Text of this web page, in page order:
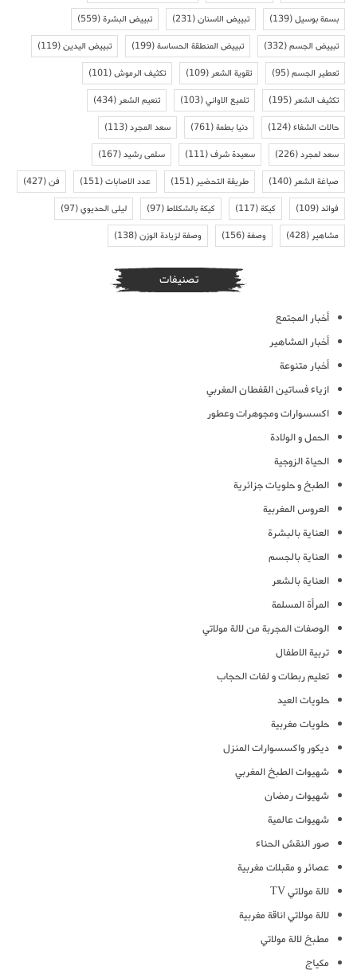
بسمة بوسيل(139) تبييض الاسنان(231) تبييض البشرة(559)
تبييض الجسم(332) تبييض المنطقة الحساسة(199) تبييض اليدين(119)
تعطير الجسم(95) تقوية الشعر(109) تكثيف الرموش(101)
تكثيف الشعر(195) تلميع الاواني(103) تنعيم الشعر(434)
حالات الشفاء(124) دنيا بطمة(761) سعد المجرد(113)
سعد لمجرد(226) سعيدة شرف(111) سلمى رشيد(167)
صباغة الشعر(140) طريقة التحضير(151) عدد الاصابات(151) فن(427)
فوائد(109) كيكة(117) كيكة بالشكلاط(97) ليلى الحديوي(97)
مشاهير(428) وصفة(156) وصفة لزيادة الوزن(138)
تصنيفات
أخبار المجتمع
أخبار المشاهير
أخبار متنوعة
ازياء فساتين القفطان المغربي
اكسسوارات ومجوهرات وعطور
الحمل و الولادة
الحياة الزوجية
الطبخ و حلويات جزائرية
العروس المغربية
العناية بالبشرة
العناية بالجسم
العناية بالشعر
المرأة المسلمة
الوصفات المجربة من لالة مولاتي
تربية الاطفال
تعليم ربطات و لفات الحجاب
حلويات العيد
حلويات مغربية
ديكور واكسسوارات المنزل
شهيوات الطبخ المغربي
شهيوات رمضان
شهيوات عالمية
صور النقش الحناء
عصائر و مقبلات مغربية
لالة مولاتي TV
لالة مولاتي اناقة مغربية
مطبخ لالة مولاتي
مكياج